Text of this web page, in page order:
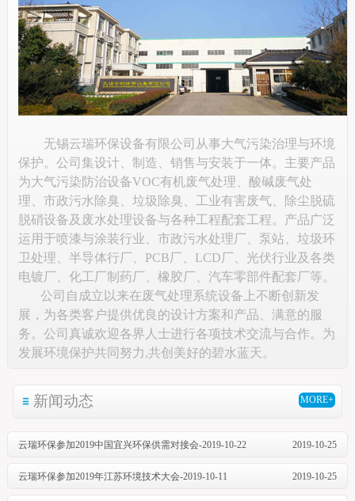
无锡云瑞环保设备有限公司从事大气污染治理与环境
保护。公司集设计、制造、销售与安装于一体。主要产品
为大气污染防治设备VOC有机废气处理、酸碱废气处
理、市政污水除臭、垃圾除臭、工业有害废气、除尘脱硫
脱硝设备及废水处理设备与各种工程配套工程。产品广泛
运用于喷漆与涂装行业、市政污水处理厂、泵站、垃圾环
卫处理、半导体行厂、PCB厂、LCD厂、光伏行业及各类
电镀厂、化工厂制药厂、橡胶厂、汽车零部件配套厂等。
公司自成立以来在废气处理系统设备上不断创新发
展，为各类客户提供优良的设计方案和产品、满意的服
务。公司真诚欢迎各界人士进行各项技术交流与合作。为
发展环境保护共同努力,共创美好的碧水蓝天。
新闻动态 MORE+
云瑞环保参加2019中国宜兴环保供需对接会-2019-10-22 2019-10-25
云瑞环保参加2019年江苏环境技术大会-2019-10-11 2019-10-25